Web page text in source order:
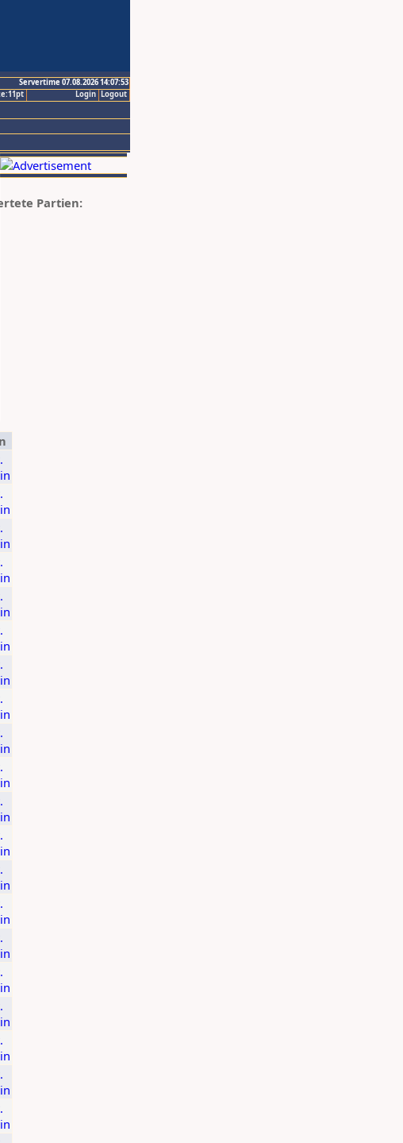
Servertime 07.08.2026 14:07:53
Logout
Login
Partien: